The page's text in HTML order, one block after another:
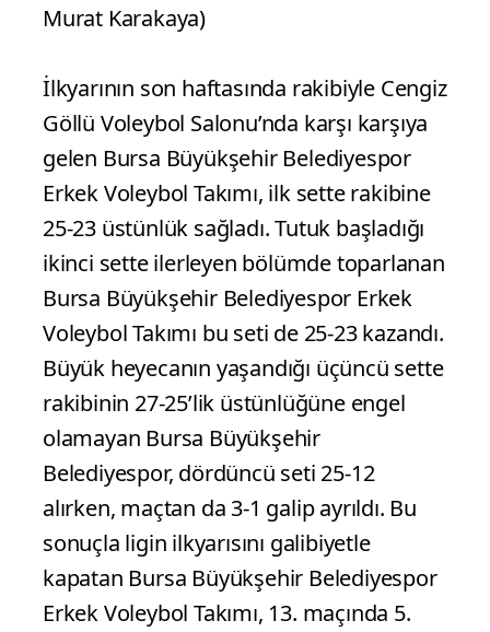
Murat Karakaya)
İlkyarının son haftasında rakibiyle Cengiz
Göllü Voleybol Salonu’nda karşı karşıya
gelen Bursa Büyükşehir Belediyespor
Erkek Voleybol Takımı, ilk sette rakibine
25-23 üstünlük sağladı. Tutuk başladığı
ikinci sette ilerleyen bölümde toparlanan
Bursa Büyükşehir Belediyespor Erkek
Voleybol Takımı bu seti de 25-23 kazandı.
Büyük heyecanın yaşandığı üçüncü sette
rakibinin 27-25’lik üstünlüğüne engel
olamayan Bursa Büyükşehir
Belediyespor, dördüncü seti 25-12
alırken, maçtan da 3-1 galip ayrıldı. Bu
sonuçla ligin ilkyarısını galibiyetle
kapatan Bursa Büyükşehir Belediyespor
Erkek Voleybol Takımı, 13. maçında 5.